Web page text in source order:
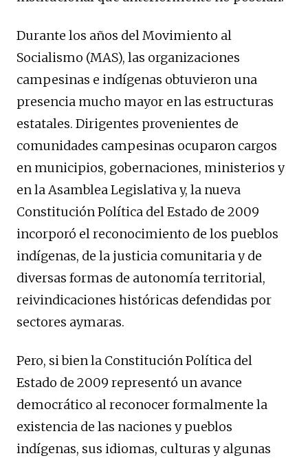
Durante los años del Movimiento al
Socialismo (MAS), las organizaciones
campesinas e indígenas obtuvieron una
presencia mucho mayor en las estructuras
estatales. Dirigentes provenientes de
comunidades campesinas ocuparon cargos
en municipios, gobernaciones, ministerios y
en la Asamblea Legislativa y, la nueva
Constitución Política del Estado de 2009
incorporó el reconocimiento de los pueblos
indígenas, de la justicia comunitaria y de
diversas formas de autonomía territorial,
reivindicaciones históricas defendidas por
sectores aymaras.
Pero, si bien la Constitución Política del
Estado de 2009 representó un avance
democrático al reconocer formalmente la
existencia de las naciones y pueblos
indígenas, sus idiomas, culturas y algunas